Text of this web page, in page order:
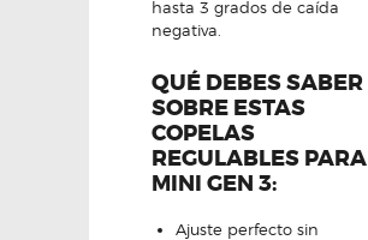
hasta 3 grados de caída
negativa.
QUÉ DEBES SABER
SOBRE ESTAS
COPELAS
REGULABLES PARA
MINI GEN 3:
Ajuste perfecto sin